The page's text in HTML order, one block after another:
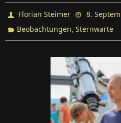
Florian Steimer
8.
Beobachtungen,Sternwarte